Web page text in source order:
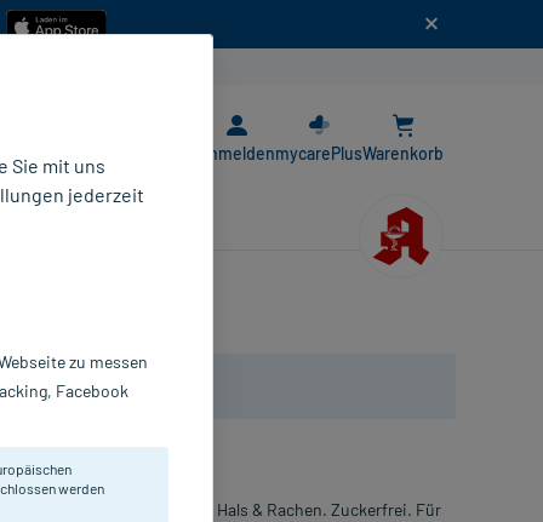
AnmeldenmycarePlusWarenkorb
Bei akuten Reizungen in Hals & Rachen. Zuckerfrei. Für
Sie mit uns
jederzeit
zu messen
Facebook
werden